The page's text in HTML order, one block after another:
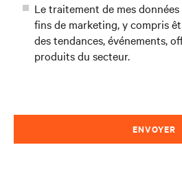
Le traitement de mes
fins de marketing, y compris
des tendances, événements,
produits du secteur.
ENVOYER